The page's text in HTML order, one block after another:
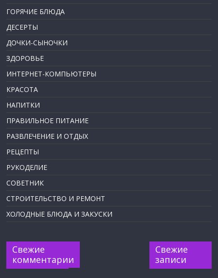
ГОРЯЧИЕ БЛЮДА
ДЕСЕРТЫ
ДОЧКИ-СЫНОЧКИ
ЗДОРОВЬЕ
ИНТЕРНЕТ-КОМПЬЮТЕРЫ
КРАСОТА
НАПИТКИ
ПРАВИЛЬНОЕ ПИТАНИЕ
РАЗВЛЕЧЕНИЕ И ОТДЫХ
РЕЦЕПТЫ
РУКОДЕЛИЕ
СОВЕТНИК
СТРОИТЕЛЬСТВО И РЕМОНТ
ХОЛОДНЫЕ БЛЮДА И ЗАКУСКИ
Свежие
комментарии
Свежие
записи